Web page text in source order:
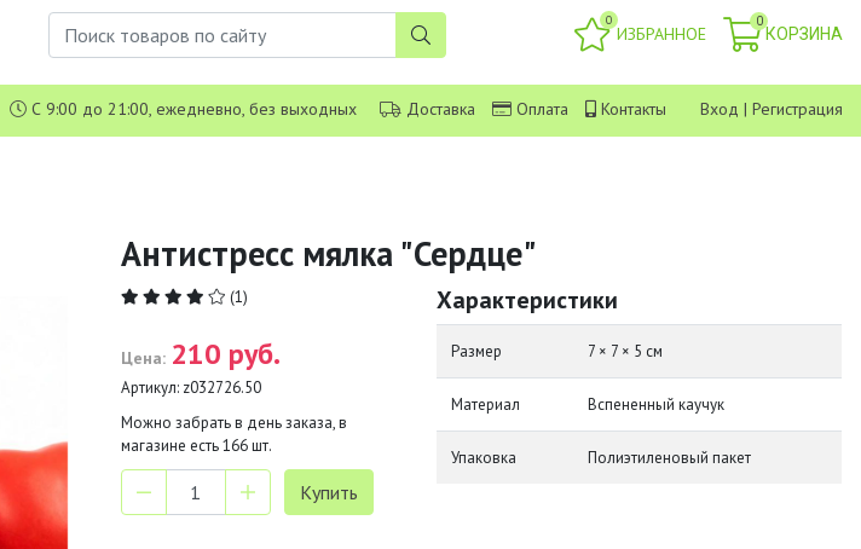
0
ИЗБРАННОЕ
0
КОРЗИНА
С 9:00 до 21:00, ежедневно, без выходных Доставка Оплата Контакты Вход | Регистрация
Антистресс мялка "Сердце"
(1)
Цена: 210 руб.
Артикул: z032726.50
Можно забрать в день заказа, в
магазине есть166шт.
Характеристики
Размер 7 × 7 × 5 см
Материал Вспененный каучук
Упаковка Полиэтиленовый пакет